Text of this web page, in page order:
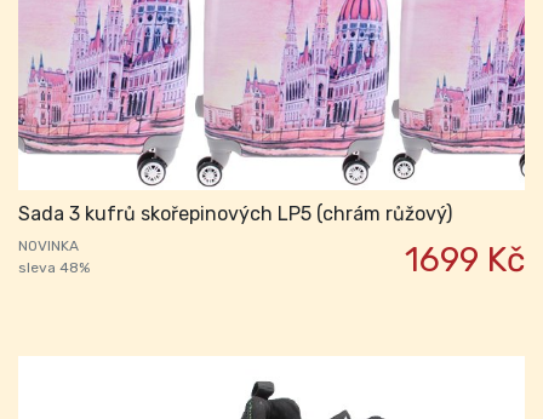
Sada 3 kufrů skořepinových LP5 (chrám růžový)
NOVINKA
sleva 48%
1699 Kč